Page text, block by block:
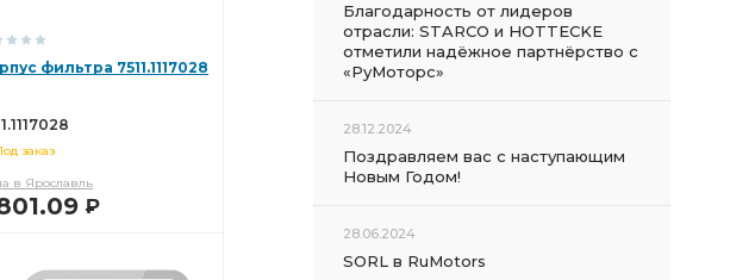
фильтра 7511.1117028
заказ
в Ярославль
Р
Благодарность от лидеров
отрасли: STARCO и HOTTECKE
отметили надёжное партнёрство с
«РуМоторс»
28.12.2024
Поздравляем вас с наступающим
Новым Годом!
28.06.2024
SORL в RuMotors